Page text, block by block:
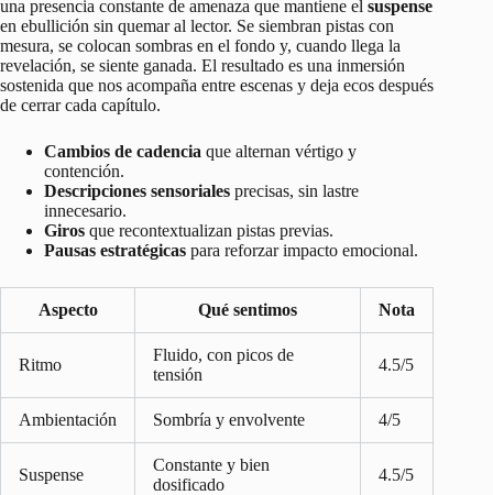
una presencia constante de amenaza que mantiene el suspense
en ebullición sin quemar al lector. Se siembran pistas con
mesura, se colocan sombras en el fondo y, cuando llega la
revelación, se siente ganada. El resultado es una inmersión
sostenida que nos acompaña entre escenas y deja ecos después
de cerrar cada capítulo.
Cambios de cadencia que alternan vértigo y
contención.
Descripciones sensoriales precisas, sin lastre
innecesario.
Giros que recontextualizan pistas previas.
Pausas estratégicas para reforzar impacto emocional.
Aspecto Qué sentimos Nota
Ritmo
Fluido, con picos de
tensión
4.5/5
Ambientación Sombría y envolvente 4/5
Suspense
Constante y bien
dosificado
4.5/5